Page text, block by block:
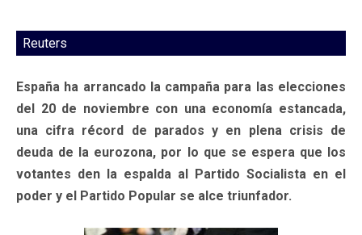
Reuters
España ha arrancado la campaña para las elecciones
del 20 de noviembre con una economía estancada,
una cifra récord de parados y en plena crisis de
deuda de la eurozona, por lo que se espera que los
votantes den la espalda al Partido Socialista en el
poder y el Partido Popular se alce triunfador.